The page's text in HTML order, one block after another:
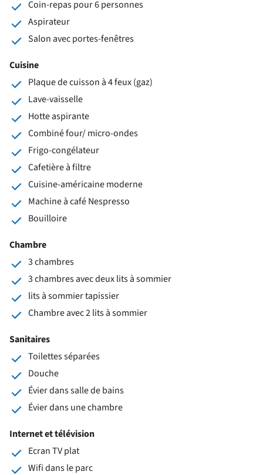
Coin-repas pour 6 personnes
Aspirateur
Salon avec portes-fenêtres
Cuisine
Plaque de cuisson à 4 feux (gaz)
Lave-vaisselle
Hotte aspirante
Combiné four/ micro-ondes
Frigo-congélateur
Cafetière à filtre
Cuisine-américaine moderne
Machine à café Nespresso
Bouilloire
Chambre
3 chambres
3 chambres avec deux lits à sommier
lits à sommier tapissier
Chambre avec 2 lits à sommier
Sanitaires
Toilettes séparées
Douche
Évier dans salle de bains
Évier dans une chambre
Internet et télévision
Ecran TV plat
Wifi dans le parc